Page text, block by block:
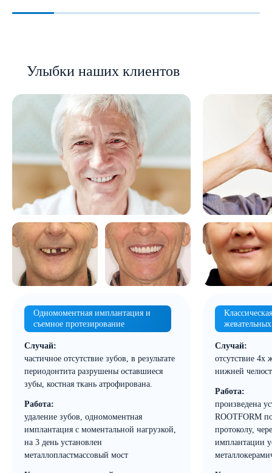
Улыбки наших клиентов
Одномоментная имплантация и
съемное протезирование
Случай:
частичное отсутствие зубов, в результате
периодонтита разрушены оставшиеся
зубы, костная ткань атрофирована.
Работа:
удаление зубов, одномоментная
имплантация с моментальной нагрузкой,
на 3 день установлен
металлопластмассовый мост
Случай:
отсутствие 4х
нижней
Работа:
произведена
ROOTFORM
протоколу,
имплантации